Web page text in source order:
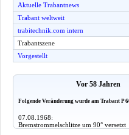
Aktuelle Trabantnews
Trabant weltweit
trabitechnik.com intern
Trabantszene
Vorgestellt
Vor 58 Jahren
Folgende Veränderung wurde am Trabant P
07.08.1968:
Bremstrommelschlitze um 90° versetzt